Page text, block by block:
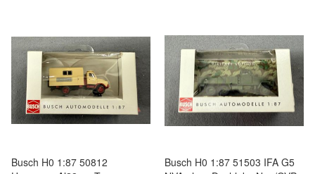
Busch H0 1:87 50812
Busch H0 1:87 51503 IFA G5